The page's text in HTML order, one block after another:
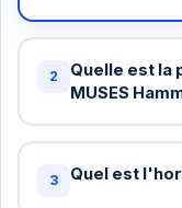
2
Quelle est la
MUSES
Annulation
arrivée à
3 Quel est